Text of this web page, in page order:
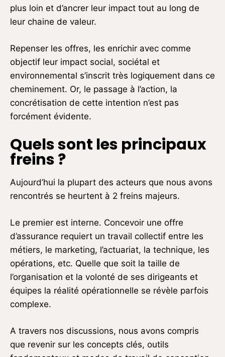
plus loin et d’ancrer leur impact tout au long de
leur chaine de valeur.
Repenser les offres, les enrichir avec comme
objectif leur impact social, sociétal et
environnemental s’inscrit très logiquement dans ce
cheminement. Or, le passage à l’action, la
concrétisation de cette intention n’est pas
forcément évidente.
Quels sont les principaux
freins ?
Aujourd’hui la plupart des acteurs que nous avons
rencontrés se heurtent à 2 freins majeurs.
Le premier est interne. Concevoir une offre
d’assurance requiert un travail collectif entre les
métiers, le marketing, l’actuariat, la technique, les
opérations, etc. Quelle que soit la taille de
l’organisation et la volonté de ses dirigeants et
équipes la réalité opérationnelle se révèle parfois
complexe.
A travers nos discussions, nous avons compris
que revenir sur les concepts clés, outils